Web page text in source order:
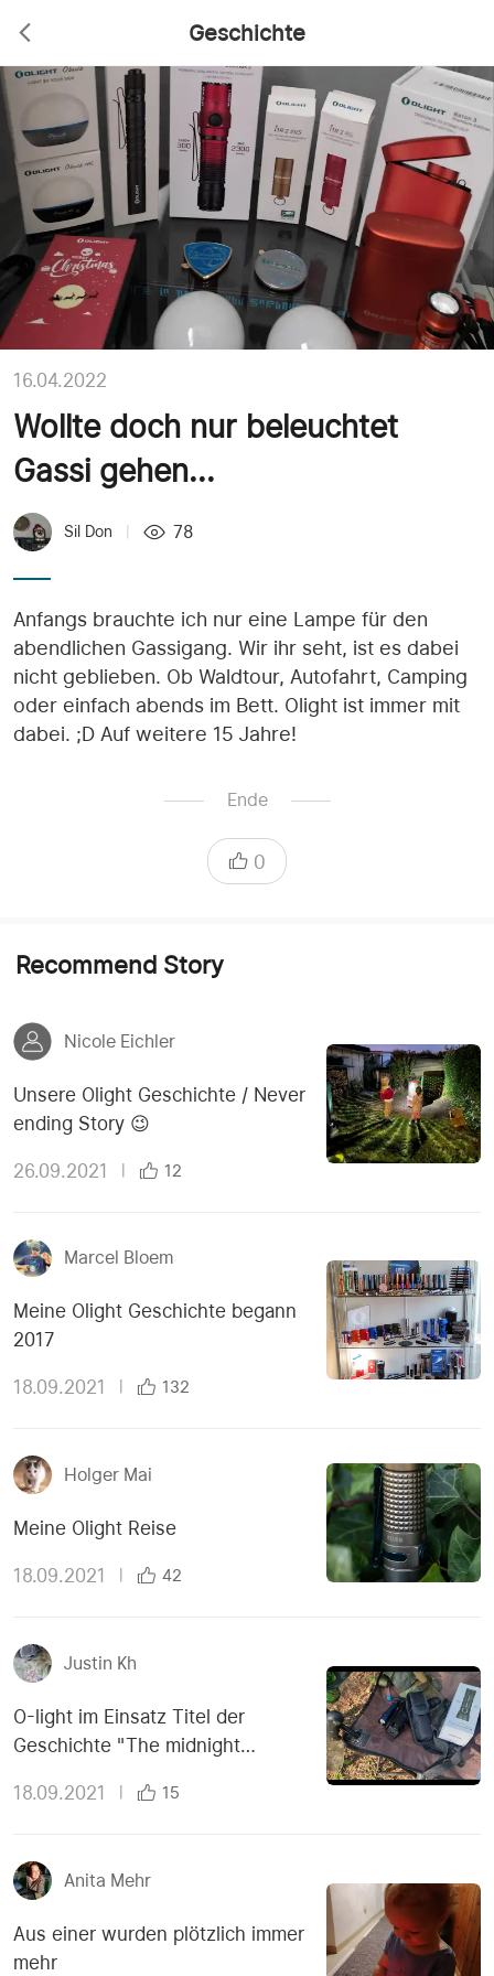
Geschichte
16.04.2022
Wollte doch nur beleuchtet
Gassi gehen...
Sil Don 78
Anfangs brauchte ich nur eine Lampe für den
abendlichen Gassigang. Wir ihr seht, ist es dabei
nicht geblieben. Ob Waldtour, Autofahrt, Camping
oder einfach abends im Bett. Olight ist immer mit
dabei. ;D Auf weitere 15 Jahre!
Ende
0
Recommend Story
Nicole Eichler
Unsere Olight Geschichte / Never
ending Story 😉
26.09.2021 | 12
Marcel Bloem
Meine Olight Geschichte begann
2017
18.09.2021 132
Holger Mai
Meine Olight Reise
18.09.2021 42
Justin Kh
O-light im Einsatz Titel der
Geschichte "The midnight
18.09.2021 15
Anita Mehr
Aus einer wurden plötzlich immer
mehr